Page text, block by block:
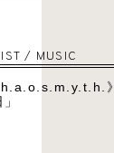
/ MUSIC
》